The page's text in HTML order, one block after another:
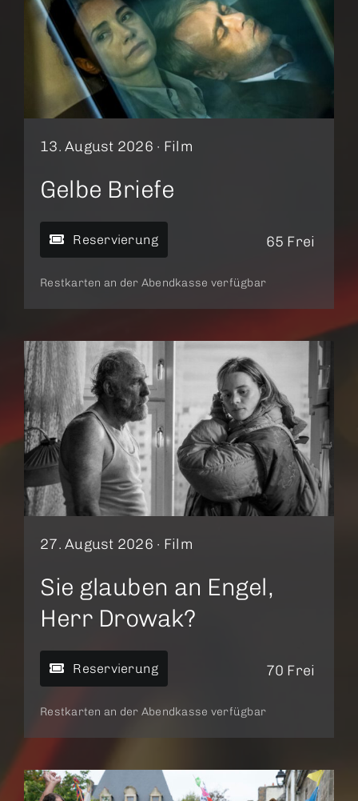
13. August 2026 · Film
Gelbe Briefe
Reservierung 65 Frei
Restkarten an der Abendkasse verfügbar
27. August 2026 · Film
Sie glauben an Engel,
Herr Drowak?
Reservierung 70 Frei
Restkarten an der Abendkasse verfügbar